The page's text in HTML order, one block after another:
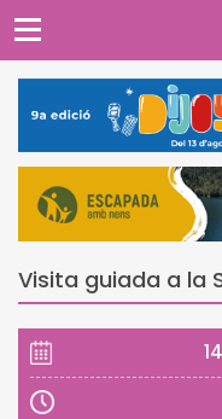
Visita guiada a la